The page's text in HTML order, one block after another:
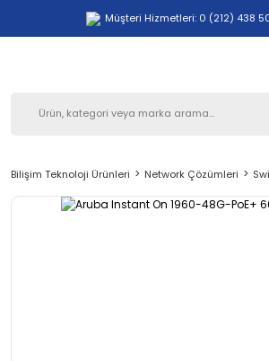
Müşteri Hizmetleri: 0 (212) 438
Bilişim Teknoloji Ürünleri Network Çözümleri